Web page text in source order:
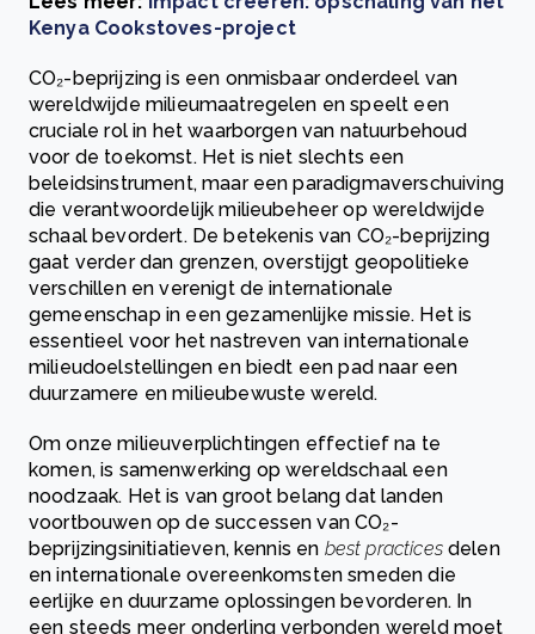
Kenya Cookstoves-project
CO₂-beprijzing is een onmisbaar onderdeel van
wereldwijde milieumaatregelen en speelt een
cruciale rol in het waarborgen van natuurbehoud
voor de toekomst. Het is niet slechts een
beleidsinstrument, maar een paradigmaverschuiving
die verantwoordelijk milieubeheer op wereldwijde
schaal bevordert. De betekenis van CO₂-beprijzing
gaat verder dan grenzen, overstijgt geopolitieke
verschillen en verenigt de internationale
gemeenschap in een gezamenlijke missie. Het is
essentieel voor het nastreven van internationale
milieudoelstellingen en biedt een pad naar een
duurzamere en milieubewuste wereld.
Om onze milieuverplichtingen effectief na te
komen, is samenwerking op wereldschaal een
noodzaak. Het is van groot belang dat landen
voortbouwen op de successen van CO₂-
beprijzingsinitiatieven, kennis en best practicesdelen
en internationale overeenkomsten smeden die
eerlijke en duurzame oplossingen bevorderen. In
een steeds meer onderling verbonden wereld moet